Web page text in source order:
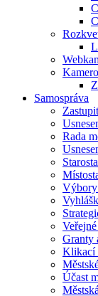
Samospráva
Rada
Starosta
Výbory
Granty
Klikací
Účast